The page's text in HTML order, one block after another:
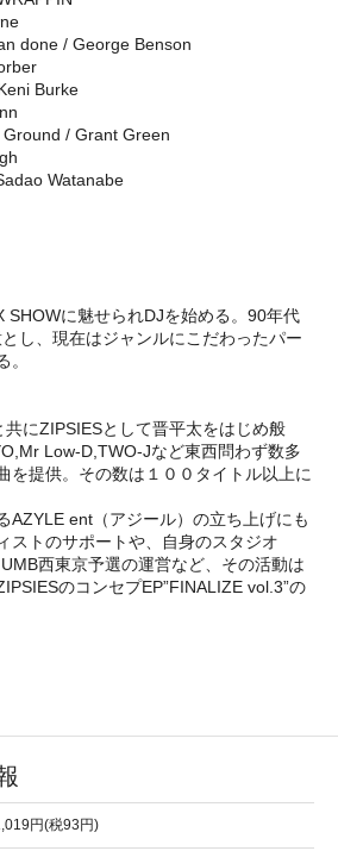
done / George Benson
Burke
/ Grant Green
Watanabe
SHOWに魅せられDJを始める。90年代
し、現在はジャンルにこだわったパー
。
にZIPSIESとして晋平太をはじめ般
Low-D,TWO-Jなど東西問わず数多
を提供。その数は１００タイトル以上に
AZYLE ent（アジール）の立ち上げにも
ストのサポートや、自身のスタジオ
西東京予選の運営など、その活動は
のコンセプEP”FINALIZE vol.3”の
円(税93円)